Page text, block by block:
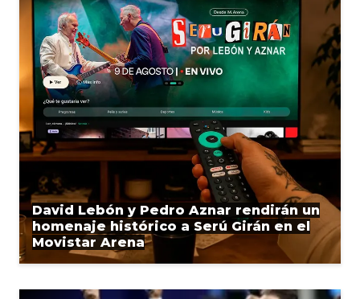
David Lebón y Pedro Aznar rendirán un
homenaje histórico a Serú Girán en el
Movistar Arena